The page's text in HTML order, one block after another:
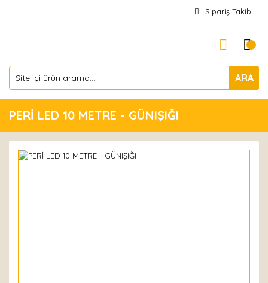
Sipariş Takibi
ARA
PERİ LED 10 METRE - GÜNIŞIĞI